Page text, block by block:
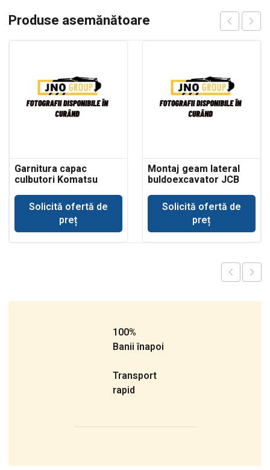
Produse asemănătoare
Garnitura capac
culbutori Komatsu
Solicită ofertă de
preț
Montaj geam lateral
buldoexcavator JCB
Solicită ofertă de
preț
100%
Banii înapoi
Transport
rapid